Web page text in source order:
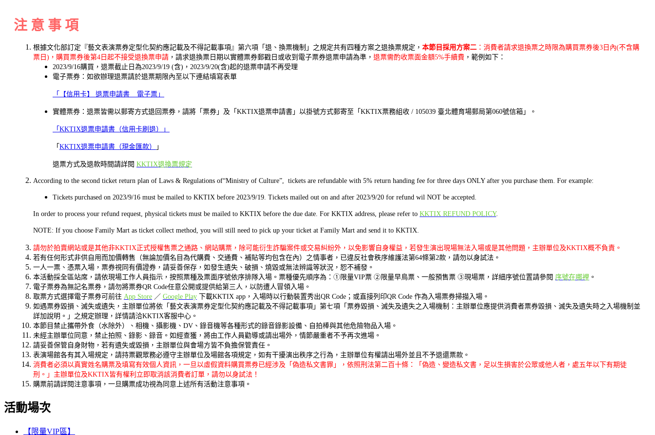
注 意 事 項
根據文化部訂定『藝文表演票券定型化契約應記載及不得記載事項』第六項「退、換票機制」之規定共有四種方案之退換票規定， 本節目採用方案二 ：消費者請求退換票之時限為購買票券後3日內(不含購
票日)，購買票券後第4日起不接受退換票申請 ，請求退換票日期以實體票券郵戳日或收到電子票券退票申請為準， 退票需酌收票面金額5%手續費 ，範例如下：
2023/9/16購買，退票截止日為2023/9/19 (含)，2023/9/20(含)起的退票申請不再受理
電子票券：如欲辦理退票請於退票期限內至以下連結填寫表單
「【信用卡】 退票申請書 _ 電子票」
實體票券：退票皆需以郵寄方式退回票券，請將「票券」及「KKTIX退票申請書」以掛號方式郵寄至「KKTIX票務組收 / 105039 臺北體育場郵局第060號信箱」。
「KKTIX退票申請書（信用卡刷退）」
「 KKTIX退票申請書（現金匯款） 」
退票方式及退款時間請詳閱 KKTIX退換票規定
According to the second ticket return plan of Laws & Regulations of“Ministry of Culture”, tickets are refundable with 5% return handing fee for three days ONLY after you purchase them. For example:
Tickets purchased on 2023/9/16 must be mailed to KKTIX before 2023/9/19. Tickets mailed out on and after 2023/9/20 for refund wil NOT be accepted.
In order to process your refund request, physical tickets must be mailed to KKTIX before the due date. For KKTIX address, please refer to KKTIX REFUND POLICY.
NOTE: If you choose Family Mart as ticket collect method, you will still need to pick up your ticket at Family Mart and send it to KKTIX.
請勿於拍賣網站或是其他非KKTIX正式授權售票之通路、網站購票，除可能衍生詐騙案件或交易糾紛外，以免影響自身權益，若發生演出現場無法入場或是其他問題，主辦單位及KKTIX概不負責。
若有任何形式非供自用而加價轉售（無論加價名目為代購費、交通費、補貼等均包含在內）之情事者，已違反社會秩序維護法第64條第2款，請勿以身試法。
一人一票、憑票入場，票券視同有價證券，請妥善保存，如發生遺失、破損、燒毀或無法辨識等狀況，恕不補發。
本活動採全區站席，請依現場工作人員指示，按照票種及票面序號依序排隊入場。票種優先順序為：①限量VIP票 ②限量早鳥票、一般預售票 ③現場票，詳細序號位置請參閱 序號在哪裡 。
電子票券為無記名票券，請勿將票券QR Code任意公開或提供給第三人，以防遭人冒領入場。
取票方式選擇電子票券可前往 App Store ／ Google Play 下載KKTIX app，入場時以行動裝置秀出QR Code；或直接列印QR Code 作為入場票券掃描入場。
如遇票券毀損、滅失或遺失，主辦單位將依「藝文表演票券定型化契約應記載及不得記載事項」第七項「票券毀損、滅失及遺失之入場機制：主辦單位應提供消費者票券毀損、滅失及遺失時之入場機制並
詳加說明。」之規定辦理，詳情請洽KKTIX客服中心。
本節目禁止攜帶外食（水除外）、相機、攝影機、DV、錄音機等各種形式的錄音錄影設備、自拍棒與其他危險物品入場。
未經主辦單位同意，禁止拍照、錄影、錄音。如經查獲，將由工作人員勸導或請出場外，情節嚴重者不予再次進場。
請妥善保管自身財物，若有遺失或毀損，主辦單位與會場方皆不負擔保管責任。
表演場館各有其入場規定，請持票觀眾務必遵守主辦單位及場館各項規定，如有干擾演出秩序之行為，主辦單位有權請出場外並且不予退還票款。
消費者必須以真實姓名購票及填寫有效個人資訊，一旦以虛假資料購買票券已經涉及「偽造私文書罪」，依照刑法第二百十條：「偽造、變造私文書，足以生損害於公眾或他人者，處五年以下有期徒
刑。」主辦單位及KKTIX皆有權利立即取消該消費者訂單，請勿以身試法！
購票前請詳閱注意事項，一旦購票成功視為同意上述所有活動注意事項。
活動場次
【限量VIP區】